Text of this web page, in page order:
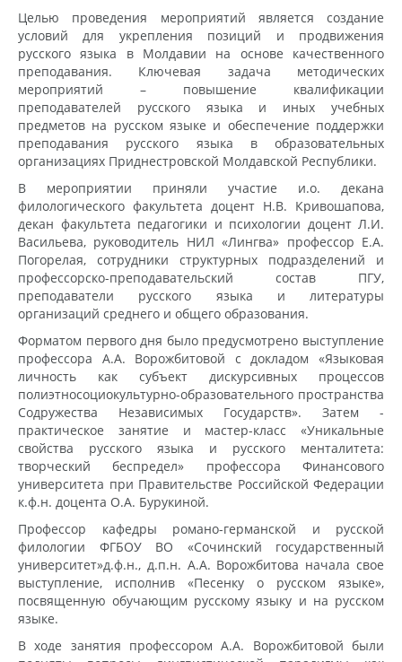
Целью проведения мероприятий является создание
условий для укрепления позиций и продвижения
русского языка в Молдавии на основе качественного
преподавания. Ключевая задача методических
мероприятий – повышение квалификации
преподавателей русского языка и иных учебных
предметов на русском языке и обеспечение поддержки
преподавания русского языка в образовательных
организациях Приднестровской Молдавской Республики.
В мероприятии приняли участие и.о. декана
филологического факультета доцент Н.В. Кривошапова,
декан факультета педагогики и психологии доцент Л.И.
Васильева, руководитель НИЛ «Лингва» профессор Е.А.
Погорелая, сотрудники структурных подразделений и
профессорско-преподавательский состав ПГУ,
преподаватели русского языка и литературы
организаций среднего и общего образования.
Форматом первого дня было предусмотрено выступление
профессора А.А. Ворожбитовой с докладом «Языковая
личность как субъект дискурсивных процессов
полиэтносоциокультурно-образовательного пространства
Содружества Независимых Государств». Затем -
практическое занятие и мастер-класс «Уникальные
свойства русского языка и русского менталитета:
творческий беспредел» профессора Финансового
университета при Правительстве Российской Федерации
к.ф.н. доцента О.А. Бурукиной.
Профессор кафедры романо-германской и русской
филологии ФГБОУ ВО «Сочинский государственный
университет»д.ф.н., д.п.н. А.А. Ворожбитова начала свое
выступление, исполнив «Песенку о русском языке»,
посвященную обучающим русскому языку и на русском
языке.
В ходе занятия профессором А.А. Ворожбитовой были